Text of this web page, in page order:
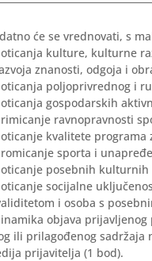
će se vrednovati, s
kulture, kulturne
znanosti, odgoja i
poljoprivrednog i
gospodarskih
ravnopravnosti
kvalitete
sporta i
posebnih
socijalne
i osoba s
objava
ili prilagođenog
prijavitelja (1 bod).